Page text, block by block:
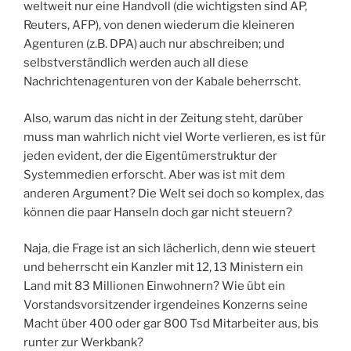
weltweit nur eine Handvoll (die wichtigsten sind AP,
Reuters, AFP), von denen wiederum die kleineren
Agenturen (z.B. DPA) auch nur abschreiben; und
selbstverständlich werden auch all diese
Nachrichtenagenturen von der Kabale beherrscht.
Also, warum das nicht in der Zeitung steht, darüber
muss man wahrlich nicht viel Worte verlieren, es ist für
jeden evident, der die Eigentümerstruktur der
Systemmedien erforscht. Aber was ist mit dem
anderen Argument? Die Welt sei doch so komplex, das
können die paar Hanseln doch gar nicht steuern?
Naja, die Frage ist an sich lächerlich, denn wie steuert
und beherrscht ein Kanzler mit 12, 13 Ministern ein
Land mit 83 Millionen Einwohnern? Wie übt ein
Vorstandsvorsitzender irgendeines Konzerns seine
Macht über 400 oder gar 800 Tsd Mitarbeiter aus, bis
runter zur Werkbank?